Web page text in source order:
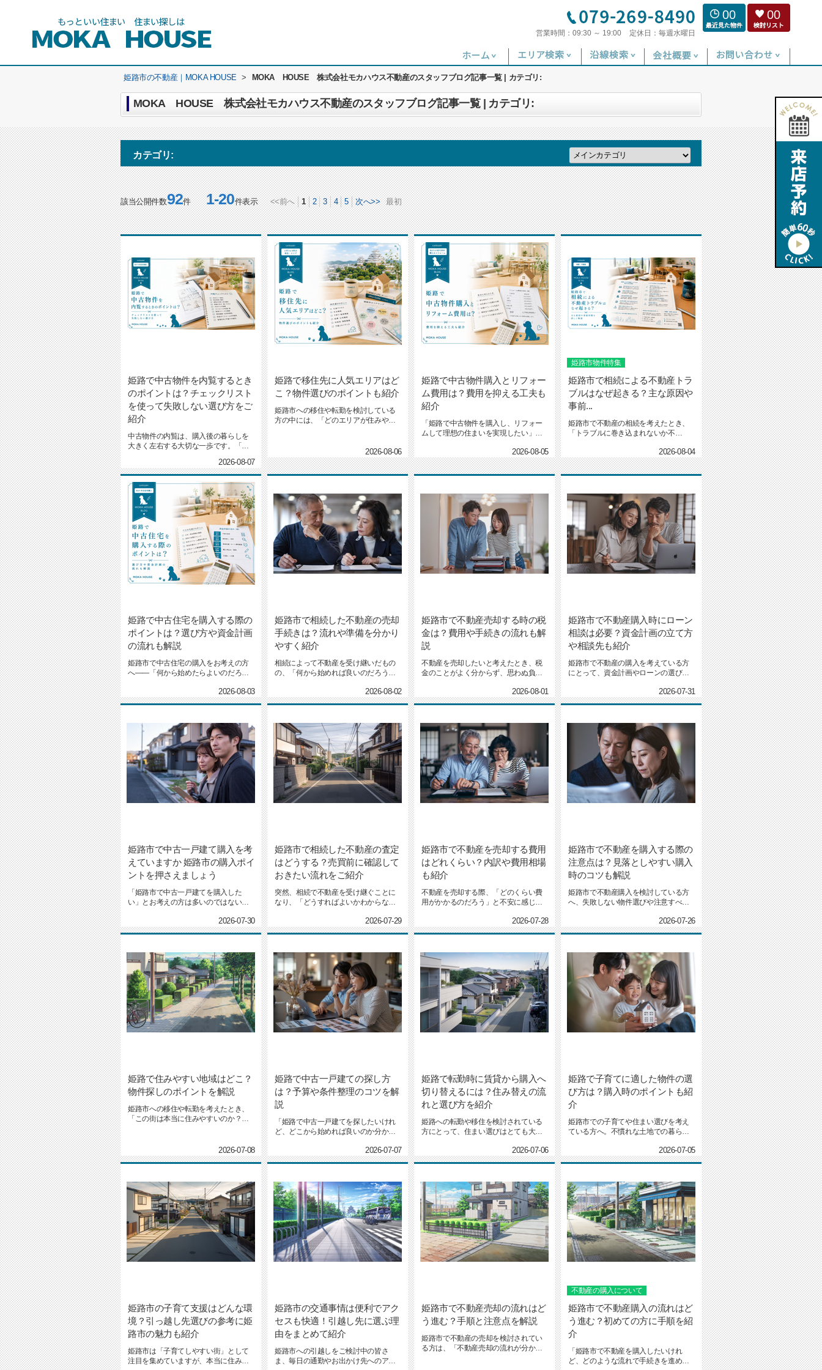
営業時間： 09:30 ～ 19:00 定休日： 毎週水曜日
00 00
姫路市の不動産｜MOKA HOUSE > MOKA HOUSE 株式会社モカハウス不動産のスタッフブログ記事一覧 | カテゴリ:
MOKA HOUSE 株式会社モカハウス不動産のスタッフブログ記事一覧 | カテゴリ:
カテゴリ:
該当公開件数92件1-20件表示 <<前へ 1 2 3 4 5 次へ>> 最初
姫路で中古物件を内覧するとき
のポイントは？チェックリスト
を使って失敗しない選び方をご
紹介
中古物件の内覧は、購入後の暮らしを
大きく左右する大切な一歩です。「こ
2026-08-07
姫路で移住先に人気エリアはど
こ？物件選びのポイントも紹介
姫路市への移住や転勤を検討している
方の中には、「どのエリアが住みやす
2026-08-06
姫路で中古物件購入とリフォー
ム費用は？費用を抑える工夫も
紹介
「姫路で中古物件を購入し、リフォー
ムして理想の住まいを実現したい」と
2026-08-05
姫路市物件特集
姫路市で相続による不動産トラ
ブルはなぜ起きる？主な原因や
事前...
姫路市で不動産の相続を考えたとき、
「トラブルに巻き込まれないか不
2026-08-04
姫路で中古住宅を購入する際の
ポイントは？選び方や資金計画
の流れも解説
姫路市で中古住宅の購入をお考えの方
へ――「何から始めたらよいのだろ
2026-08-03
姫路市で相続した不動産の売却
手続きは？流れや準備を分かり
やすく紹介
相続によって不動産を受け継いだもの
の、「何から始めれば良いのだろう」
2026-08-02
姫路市で不動産売却する時の税
金は？費用や手続きの流れも解
説
不動産を売却したいと考えたとき、税
金のことがよく分からず、思わぬ負担
2026-08-01
姫路市で不動産購入時にローン
相談は必要？資金計画の立て方
や相談先も紹介
姫路市で不動産の購入を考えている方
にとって、資金計画やローンの選び方
2026-07-31
姫路市で中古一戸建て購入を考
えていますか 姫路市の購入ポイ
ントを押さえましょう
「姫路市で中古一戸建てを購入した
い」とお考えの方は多いのではないで
2026-07-30
姫路市で相続した不動産の査定
はどうする？売買前に確認して
おきたい流れをご紹介
突然、相続で不動産を受け継ぐことに
なり、「どうすればよいかわからな
2026-07-29
姫路市で不動産を売却する費用
はどれくらい？内訳や費用相場
も紹介
不動産を売却する際、「どのくらい費
用がかかるのだろう」と不安に感じて
2026-07-28
姫路市で不動産を購入する際の
注意点は？見落としやすい購入
時のコツも解説
姫路市で不動産購入を検討している方
へ、失敗しない物件選びや注意すべき
2026-07-26
姫路で住みやすい地域はどこ？
物件探しのポイントを解説
姫路市への移住や転勤を考えたとき、
「この街は本当に住みやすいのか？」
2026-07-08
姫路で中古一戸建ての探し方
は？予算や条件整理のコツを解
説
「姫路で中古一戸建てを探したいけれ
ど、どこから始めれば良いのか分から
2026-07-07
姫路で転勤時に賃貸から購入へ
切り替えるには？住み替えの流
れと選び方を紹介
姫路への転勤や移住を検討されている
方にとって、住まい選びはとても大切
2026-07-06
姫路で子育てに適した物件の選
び方は？購入時のポイントも紹
介
姫路市での子育てや住まい選びを考え
ている方へ。不慣れな土地での暮らし
2026-07-05
姫路市の子育て支援はどんな環
境？引っ越し先選びの参考に姫
路市の魅力も紹介
姫路市は「子育てしやすい街」として
注目を集めていますが、本当に住みや
姫路市の交通事情は便利でアク
セスも快適！引越し先に選ぶ理
由をまとめて紹介
姫路市への引越しをご検討中の皆さ
ま、毎日の通勤やお出かけ先へのアク
姫路市で不動産売却の流れはど
う進む？手順と注意点を解説
姫路市で不動産の売却を検討されてい
る方は、「不動産売却の流れが分かり
不動産の購入について
姫路市で不動産購入の流れはど
う進む？初めての方に手順を紹
介
「姫路市で不動産を購入したいけれ
ど、どのような流れで手続きを進めて